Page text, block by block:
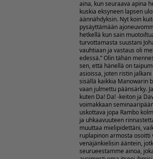
aina, kun seuraava apina
kuskia eksyneen lapsen
äännähdyksin. Nyt koin
pysäyttämään
hetkellä kun sain
turvottamasta suustani
vauhtiaan ja vastaus oli
edessä.” Olin tähän
sen, että hänellä on
asioissa, joten ristin
sisällä kaikkia Manowarin
vaan julmettu päänsärky.
kuten Da! Da! -keiton ja
voimakkaan
uskottava jopa Rambo
ja uhkaavuuteen
muuttaa mielipidettäni,
ruplapinon armosta osoitti
venäjänkielisin ääntein,
seurueestamme ainoa,